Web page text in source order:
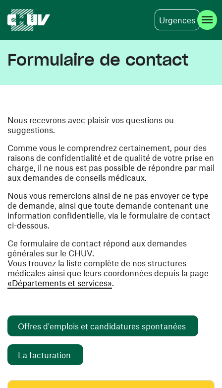
Urgences
Formulaire de contact
Nous recevrons avec plaisir vos questions ou
suggestions.
Comme vous le comprendrez certainement, pour des
raisons de confidentialité et de qualité de votre prise en
charge, il ne nous est pas possible de répondre par mail
aux demandes de conseils médicaux.
Nous vous remercions ainsi de ne pas envoyer ce type
de demande, ainsi que toute demande contenant une
information confidentielle, via le formulaire de contact
ci-dessous.
Ce formulaire de contact répond aux demandes
générales sur le CHUV.
Vous trouvez la liste complète de nos structures
médicales ainsi que leurs coordonnées depuis la page
«Départements et services».
Offres d'emplois et candidatures spontanées
La facturation